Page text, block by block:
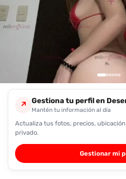
encontrarlas
fácilmente.
Entendido
↗ Gestiona tu perfil en
Mantén tu información al día
Actualiza tus fotos, precios,
privado.
Gestionar mi